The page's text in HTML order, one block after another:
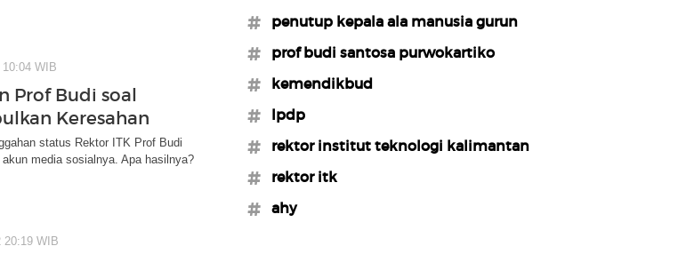
WIB
Prof Budi soal
Keresahan
status Rektor ITK Prof Budi
media sosialnya. Apa hasilnya?
20:19 WIB
#penutup kepala ala manusia gurun
#prof budi santosa purwokartiko
#kemendikbud
#lpdp
#rektor institut teknologi kalimantan
#rektor itk
#ahy